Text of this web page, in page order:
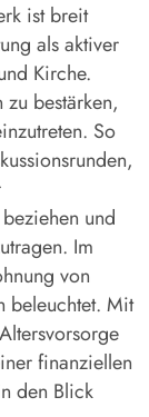
ist breit
als aktiver
Kirche.
bestärken,
So
und
Im
von
beleuchtet. Mit
finanziellen
den Blick